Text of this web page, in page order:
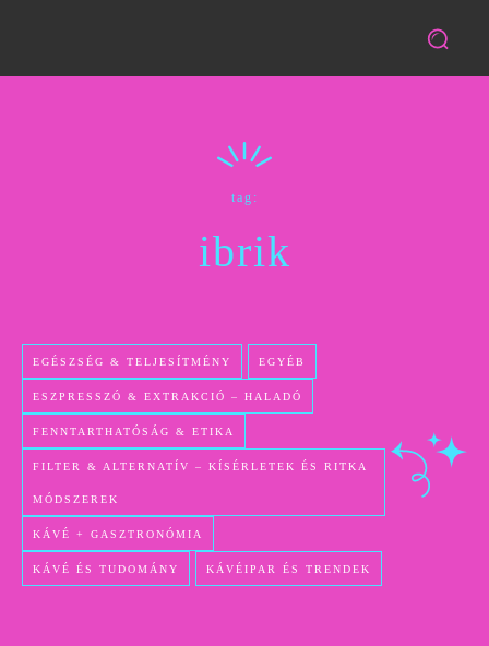
tag:
ibrik
EGÉSZSÉG & TELJESÍTMÉNY EGYÉB
ESZPRESSZÓ & EXTRAKCIÓ – HALADÓ
FENNTARTHATÓSÁG & ETIKA
FILTER & ALTERNATÍV – KÍSÉRLETEK ÉS RITKA
MÓDSZEREK
KÁVÉ + GASZTRONÓMIA
KÁVÉ ÉS TUDOMÁNY KÁVÉIPAR ÉS TRENDEK